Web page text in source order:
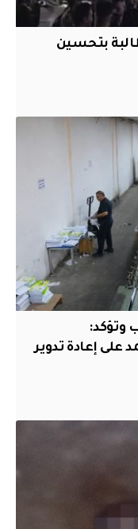
بتحسين
وتؤكد:
على إعادة تدوير